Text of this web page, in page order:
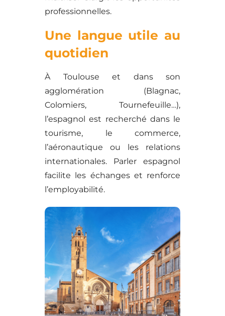
professionnelles.
Une langue utile au
quotidien
À Toulouse et dans son
agglomération (Blagnac,
Colomiers, Tournefeuille…),
l’espagnol est recherché dans le
tourisme, le commerce,
l’aéronautique ou les relations
internationales. Parler espagnol
facilite les échanges et renforce
l’employabilité.